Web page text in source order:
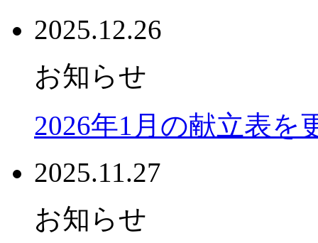
2025.12.26
お知らせ
2026年1月の献立表を
2025.11.27
お知らせ